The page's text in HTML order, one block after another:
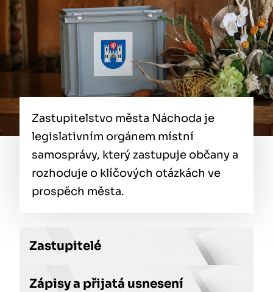
Zastupitelstvo města Náchoda je
legislativním orgánem místní
samosprávy, který zastupuje občany a
rozhoduje o klíčových otázkách ve
prospěch města.
Zastupitelé
Zápisy a přijatá usnesení